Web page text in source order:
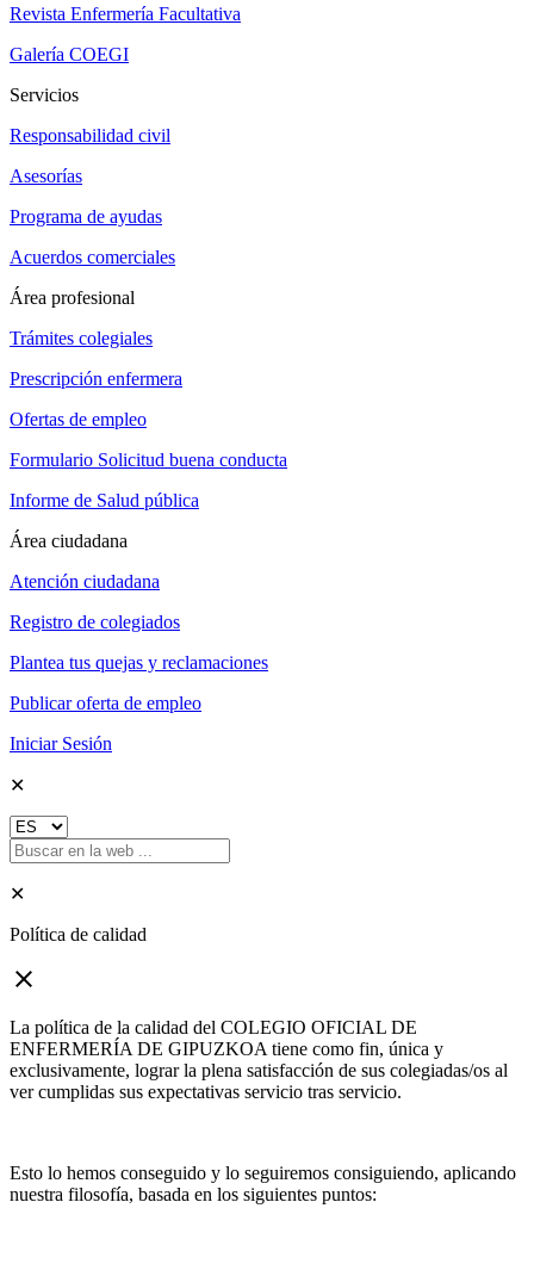
Revista Enfermería Facultativa
Galería COEGI
Servicios
Responsabilidad civil
Asesorías
Programa de ayudas
Acuerdos comerciales
Área profesional
Trámites colegiales
Prescripción enfermera
Ofertas de empleo
Formulario Solicitud buena conducta
Informe de Salud pública
Área ciudadana
Atención ciudadana
Registro de colegiados
Plantea tus quejas y reclamaciones
Publicar oferta de empleo
Iniciar Sesión
✕
✕
Política de calidad
close
La política de la calidad del COLEGIO OFICIAL DE
ENFERMERÍA DE GIPUZKOA tiene como fin, única y
exclusivamente, lograr la plena satisfacción de sus colegiadas/os al
ver cumplidas sus expectativas servicio tras servicio.
Esto lo hemos conseguido y lo seguiremos consiguiendo, aplicando
nuestra filosofía, basada en los siguientes puntos: